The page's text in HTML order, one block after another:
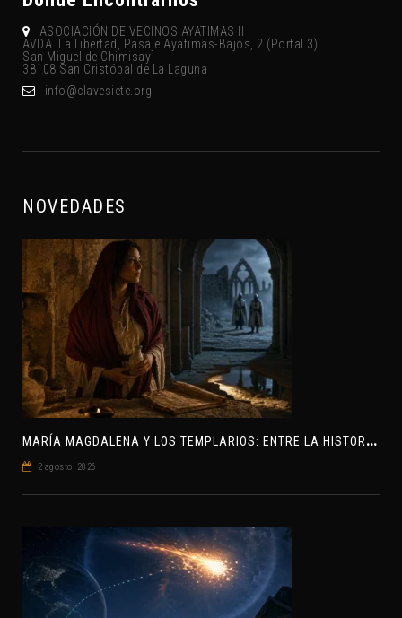
ASOCIACIÓN DE VECINOS AYATIMAS II
AVDA. La Libertad, Pasaje Ayatimas-Bajos, 2 (Portal 3)
San Miguel de Chimisay
38108 San Cristóbal de La Laguna
gro.eteisevalc@ofni
NOVEDADES
M
ARÍA MAGDALENA Y LOS TEMPLARIOS: ENTRE LA HISTORIA Y EL MISTERIO
2 agosto, 2026